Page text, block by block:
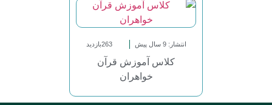
انتشار: 9 سال پیش 263بازدید
کلاس آموزش قرآن
خواهران